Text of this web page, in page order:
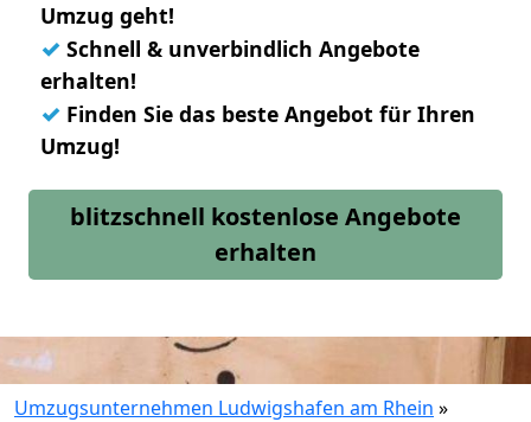
Umzug geht!
✓ Schnell & unverbindlich Angebote
erhalten!
✓ Finden Sie das beste Angebot für Ihren
Umzug!
blitzschnell kostenlose Angebote
erhalten
Umzugsunternehmen Ludwigshafen am Rhein »